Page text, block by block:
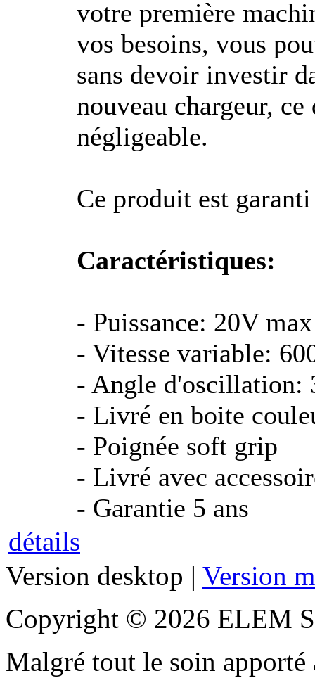
votre première
vos besoins, vous
sans devoir investir
nouveau chargeur,
négligeable.
Ce produit est
Caractéristiques:
- Puissance: 20V max
- Vitesse variable:
- Angle d'oscillation:
- Livré en boite
- Poignée soft grip
- Livré avec
- Garantie 5 ans
détails
Version desktop | Version
Copyright © 2026 ELEM
Malgré tout le soin apporté